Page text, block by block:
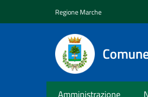
Regione Marche
Amministrazione